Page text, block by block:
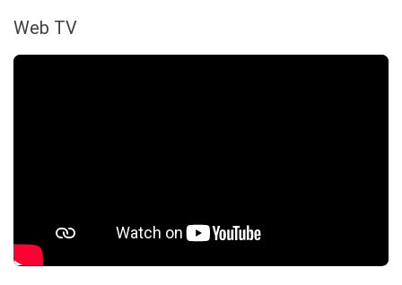
Web TV